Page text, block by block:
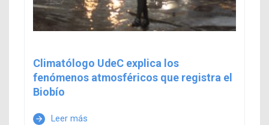
Climatólogo UdeC explica los
fenómenos atmosféricos que registra el
Biobío
arrow_forward Leer más